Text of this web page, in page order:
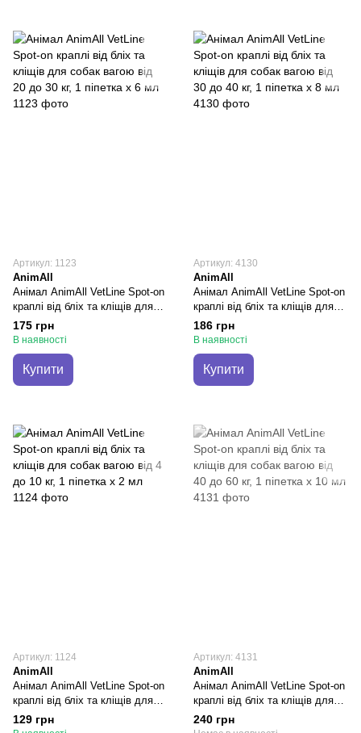
Артикул: 1123
AnimAll
Анімал AnimAll VetLine Spot-on
краплі від бліх та кліщів для
собак вагою від 20 до 30 кг, 1
піпетка х 6 мл
175 грн
В наявності
Купити
Артикул: 4130
AnimAll
Анімал AnimAll VetLine Spot-on
краплі від бліх та кліщів для
собак вагою від 30 до 40 кг, 1
піпетка х 8 мл
186 грн
В наявності
Купити
Артикул: 1124
AnimAll
Анімал AnimAll VetLine Spot-on
краплі від бліх та кліщів для
собак вагою від 4 до 10 кг, 1
піпетка х 2 мл
129 грн
Артикул: 4131
AnimAll
Анімал AnimAll VetLine Spot-on
краплі від бліх та кліщів для
собак вагою від 40 до 60 кг, 1
піпетка х 10 мл
240 грн